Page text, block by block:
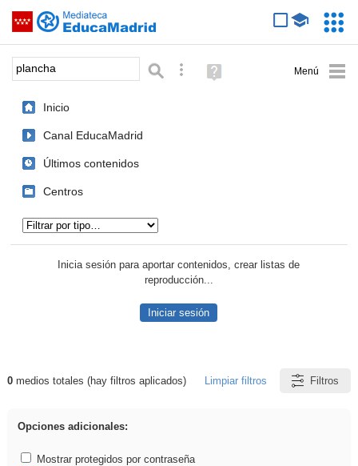
Saltar navegación
Palabra o frase: Búsqueda avanzada
Ayuda
(en
Inicio
Canal EducaMadrid
Últimos contenidos
Centros
Inicia sesión para aportar contenidos, crear listas de
reproducción...
Iniciar sesión
Resultados de: plancha
0medios totales (hay filtros aplicados) Limpiar filtros Filtros
Opciones adicionales:
Mostrar protegidos por contraseña